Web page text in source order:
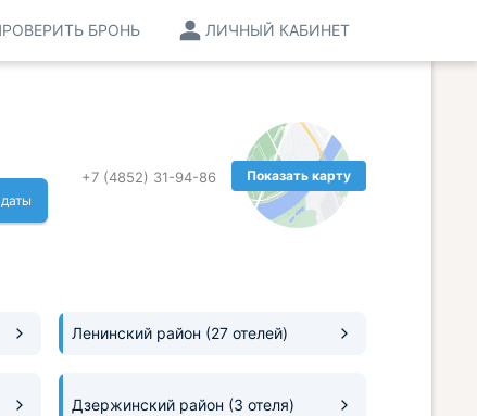
ЛИЧНЫЙ КАБИНЕТ
БРОНЬ
Показать карту
+7 (4852) 31-94-86
Ленинский район (27 отелей)
Дзержинский район (3 отеля)